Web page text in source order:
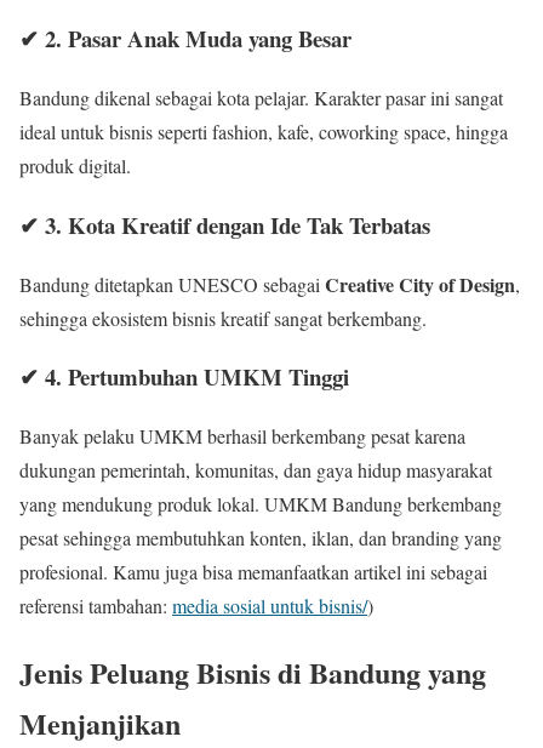
✔ 2. Pasar Anak Muda yang Besar
Bandung dikenal sebagai kota pelajar. Karakter pasar ini sangat
ideal untuk bisnis seperti fashion, kafe, coworking space, hingga
produk digital.
✔ 3. Kota Kreatif dengan Ide Tak Terbatas
Bandung ditetapkan UNESCO sebagai Creative City of Design,
sehingga ekosistem bisnis kreatif sangat berkembang.
✔ 4. Pertumbuhan UMKM Tinggi
Banyak pelaku UMKM berhasil berkembang pesat karena
dukungan pemerintah, komunitas, dan gaya hidup masyarakat
yang mendukung produk lokal. UMKM Bandung berkembang
pesat sehingga membutuhkan konten, iklan, dan branding yang
profesional. Kamu juga bisa memanfaatkan artikel ini sebagai
referensi tambahan: media sosial untuk bisnis/)
Jenis Peluang Bisnis di Bandung yang
Menjanjikan